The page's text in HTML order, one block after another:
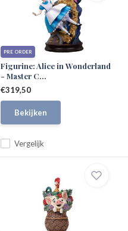
PRE ORDER
Figurine: Alice in Wonderland
- Master C...
Vergelijk
€319,50
Bekijken